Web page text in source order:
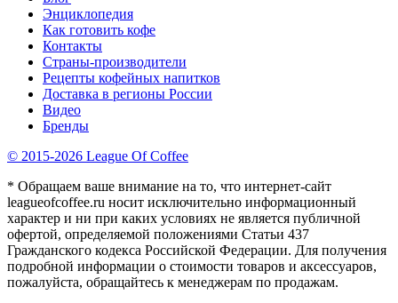
Энциклопедия
Как готовить кофе
Контакты
Страны-производители
Рецепты кофейных напитков
Доставка в регионы России
Видео
Бренды
© 2015-2026 League Of Coffee
* Обращаем ваше внимание на то, что интернет-сайт
leagueofcoffee.ru носит исключительно информационный
характер и ни при каких условиях не является публичной
офертой, определяемой положениями Статьи 437
Гражданского кодекса Российской Федерации. Для получения
подробной информации о стоимости товаров и аксессуаров,
пожалуйста, обращайтесь к менеджерам по продажам.